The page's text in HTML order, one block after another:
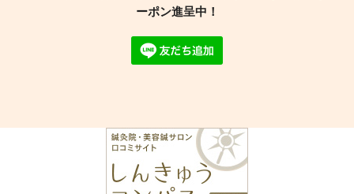
ーポン進呈中！